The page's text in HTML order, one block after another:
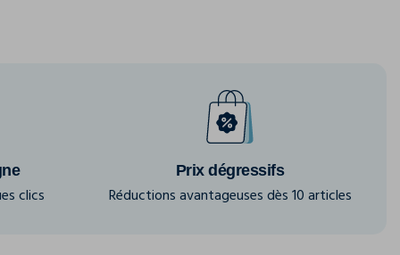
clics
Prix dégressifs
Réductions avantageuses dès 10 articles